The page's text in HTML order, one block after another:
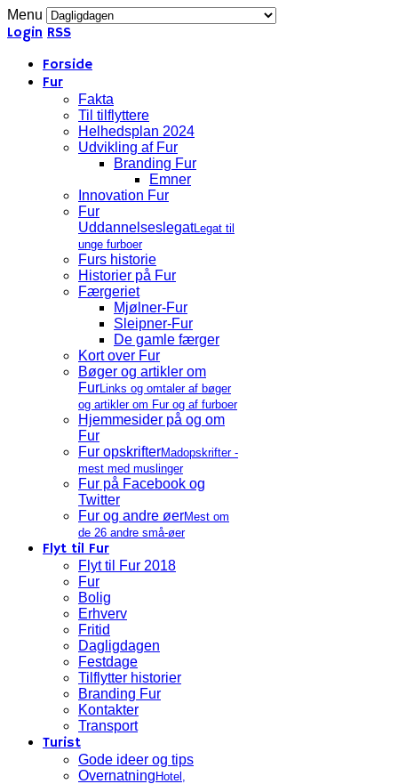
Menu
Login RSS
Forside
Fur
Fakta
Til tilflyttere
Helhedsplan 2024
Udvikling af Fur
Branding Fur
Emner
Innovation Fur
Fur
UddannelseslegatLegat til
unge furboer
Furs historie
Historier på Fur
Færgeriet
Mjølner-Fur
Sleipner-Fur
De gamle færger
Kort over Fur
Bøger og artikler om
FurLinks og omtaler af bøger
og artikler om Fur og af furboer
Hjemmesider på og om
Fur
Fur opskrifterMadopskrifter -
mest med muslinger
Fur på Facebook og
Twitter
Fur og andre øerMest om
de 26 andre små-øer
Flyt til Fur
Flyt til Fur 2018
Fur
Bolig
Erhverv
Fritid
Dagligdagen
Festdage
Tilflytter historier
Branding Fur
Kontakter
Transport
Turist
Gode ideer og tips
Overnatning Hotel,